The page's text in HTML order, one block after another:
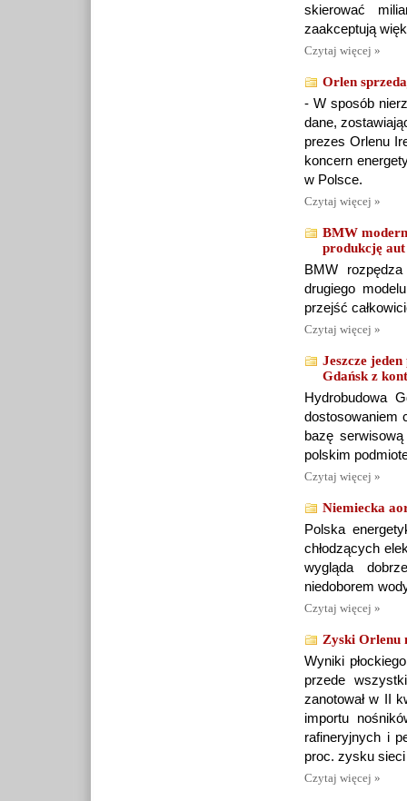
skierować
zaakceptują
Czytaj więcej »
Orlen
- W sposób
dane,
prezes Orlenu
koncern
w Polsce.
Czytaj więcej »
BMW
produkcję aut
BMW
drugiego
przejść
Czytaj więcej »
Jeszcze
Gdańsk z
Hydrobudowa
dostosowaniem
bazę
polskim
Czytaj więcej »
Niemiecka
Polska
chłodzących
wygląda
niedoborem
Czytaj więcej »
Zyski Orlenu
Wyniki
przede
zanotował w II
importu
rafineryjnych i
proc. zysku
Czytaj więcej »